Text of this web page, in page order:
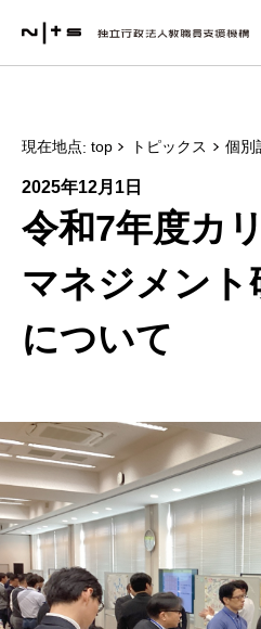
現在地点 top トピックス 個別
2025年12月1日
令和7年度カ
マネジメント
について